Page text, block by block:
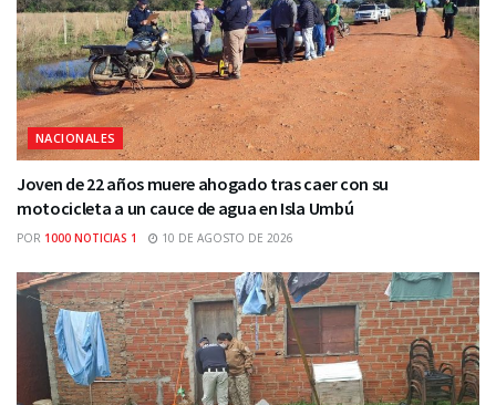
NACIONALES
Joven de 22 años muere ahogado tras caer con su
motocicleta a un cauce de agua en Isla Umbú
POR 1000 NOTICIAS 1 10 DE AGOSTO DE 2026